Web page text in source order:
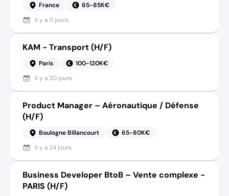
France
65-85K€
Il y a11 jours
KAM - Transport (H/F)
Paris
100-120K€
Il y a 20 jours
Product Manager – Aéronautique / Défense
(H/F)
Boulogne Billancourt
65-80K€
Il y a 24 jours
Business Developer BtoB – Vente complexe -
PARIS (H/F)